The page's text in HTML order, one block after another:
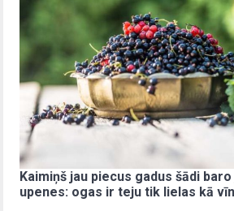
Kaimiņš jau piecus gadus šādi
upenes: ogas ir teju tik lielas kā